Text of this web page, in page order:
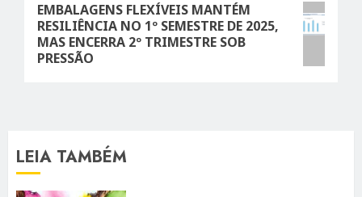
Next
post:
EMBALAGENS FLEXÍVEIS MANTÉM
RESILIÊNCIA NO 1º SEMESTRE DE 2025,
MAS ENCERRA 2º TRIMESTRE SOB
PRESSÃO
LEIA TAMBÉM